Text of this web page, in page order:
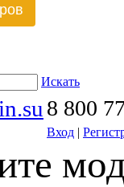
Искать
8 800
Вход |